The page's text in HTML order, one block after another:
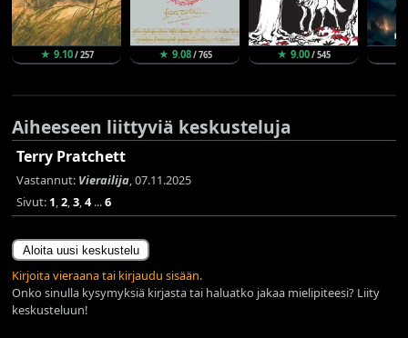
★ 9.10/ 257 ★ 9.08/ 765 ★ 9.00/ 545
Aiheeseen liittyviä keskusteluja
Terry Pratchett
Vastannut: Vierailija, 07.11.2025
Sivut: 1,2,3,4...6
Aloita uusi keskustelu
Kirjoita vieraana tai kirjaudu sisään.
Onko sinulla kysymyksiä kirjasta tai haluatko jakaa mielipiteesi? Liity
keskusteluun!